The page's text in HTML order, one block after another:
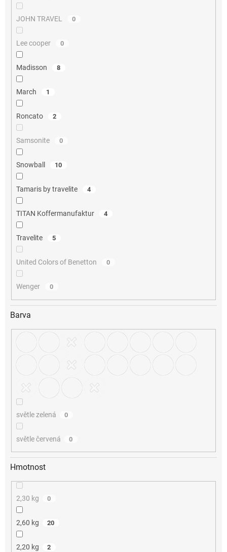
JOHN TRAVEL 0
Lee cooper 0
Madisson 8
March 1
Roncato 2
Samsonite 0
Snowball 10
Tamaris by travelite 4
TITAN Koffermanufaktur 4
Travelite 5
United Colors of Benetton 0
Wenger 0
Barva
světle zelená 0
světle červená 0
Hmotnost
2,30 kg 0
2,60 kg 20
2,20 kg 2